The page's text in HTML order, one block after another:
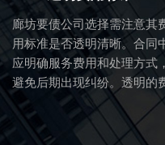
廊坊要债公司选择需注意其
用标准是否透明清晰。合同
应明确服务费用和处理方式，
避免后期出现纠纷。透明的
用标准也体现了讨债公司的诚
信度。